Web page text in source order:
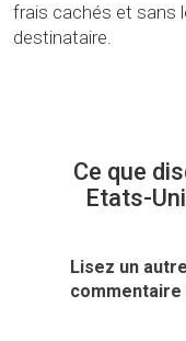
frais cachés et sans
destinataire.
Ce que
Etats-
Lisez un autre
commentaire